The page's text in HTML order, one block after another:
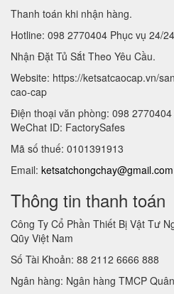
Thanh toán khi nhận hàng.
Hotline: 098 2770404 Phục vụ 24/
Nhận Đặt Tủ Sắt Theo Yêu Cầu.
Website: https://ketsatcaocap.vn/
cao-cap
Điện thoại văn phòng: 098
WeChat ID: FactorySafes
Mã số thuế: 0101391913
Email: ketsatchongchay@gmail.com
Thông tin thanh toán
Công Ty Cổ Phần Thiết Bị Vật Tư
Qũy Việt Nam
Số Tài Khoản: 88 2112 6666 888
Ngân hàng: Ngân hàng TMCP